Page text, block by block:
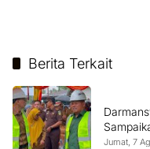
Berita Terkait
Jumat, 7